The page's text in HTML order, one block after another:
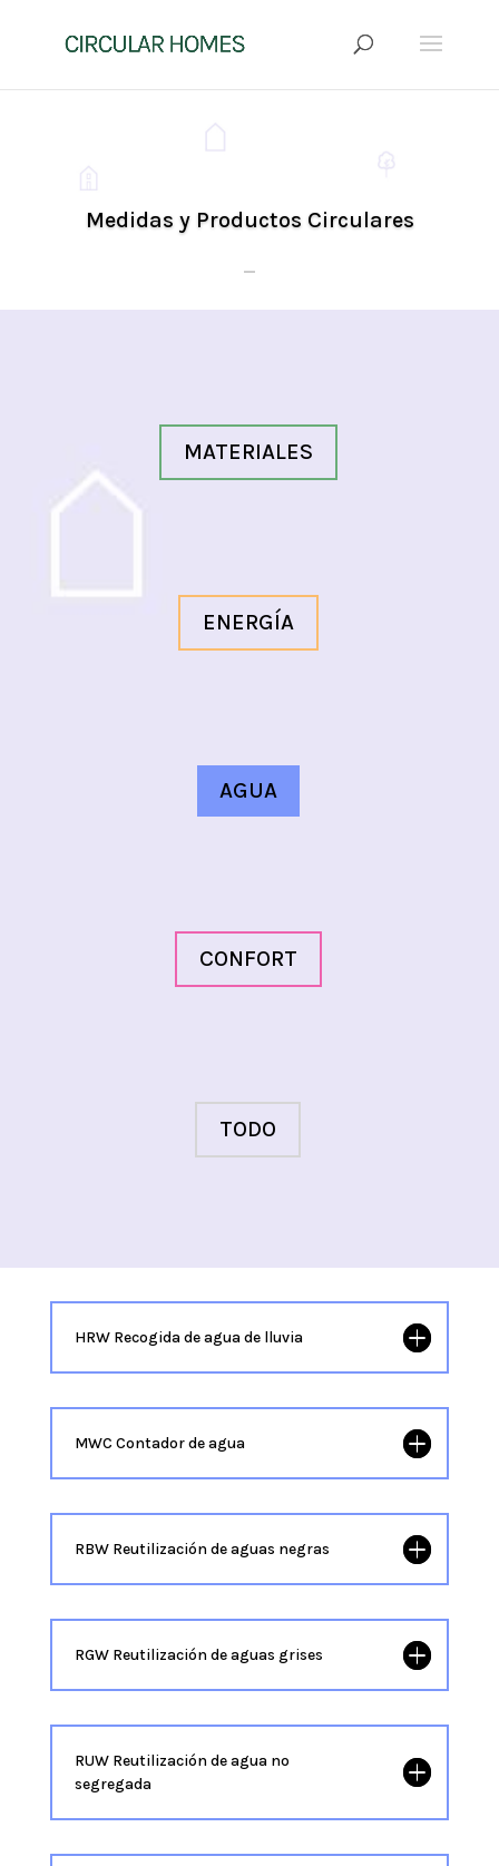
Medidas y Productos Circulares
MATERIALES
ENERGÍA
AGUA
CONFORT
TODO
HRW Recogida de agua de lluvia
MWC Contador de agua
RBW Reutilización de aguas negras
RGW Reutilización de aguas grises
RUW Reutilización de agua no
segregada